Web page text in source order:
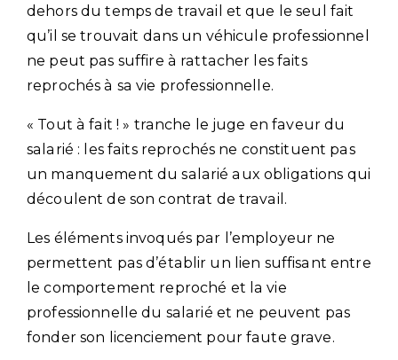
dehors du temps de travail et que le seul fait
qu’il se trouvait dans un véhicule professionnel
ne peut pas suffire à rattacher les faits
reprochés à sa vie professionnelle.
« Tout à fait ! » tranche le juge en faveur du
salarié : les faits reprochés ne constituent pas
un manquement du salarié aux obligations qui
découlent de son contrat de travail.
Les éléments invoqués par l’employeur ne
permettent pas d’établir un lien suffisant entre
le comportement reproché et la vie
professionnelle du salarié et ne peuvent pas
fonder son licenciement pour faute grave.